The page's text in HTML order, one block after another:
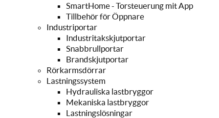
SmartHome - Torsteuerung mit App
Tillbehör för Öppnare
Industriportar
Industritakskjutportar
Snabbrullportar
Brandskjutportar
Rörkarmsdörrar
Lastningssystem
Hydrauliska lastbryggor
Mekaniska lastbryggor
Lastningslösningar